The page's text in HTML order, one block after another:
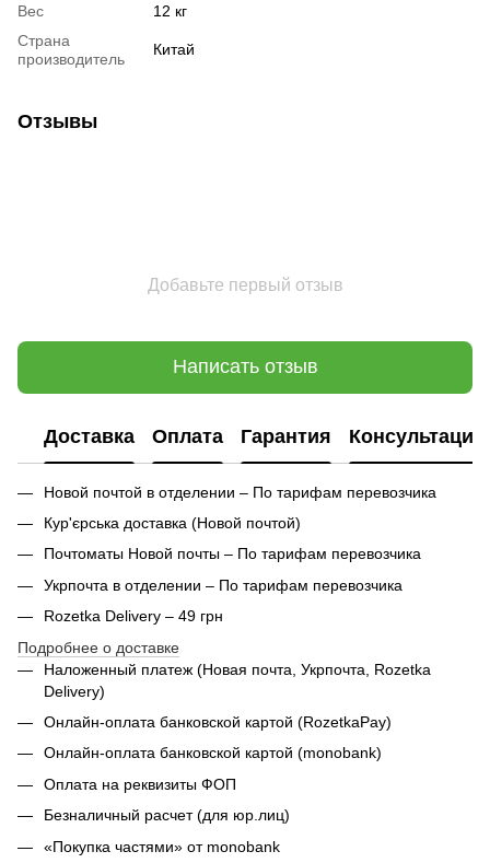
Вес
12 кг
Страна
производитель
Китай
Отзывы
Добавьте первый отзыв
Написать отзыв
Доставка Оплата Гарантия Консультация
Новой почтой в отделении – По тарифам перевозчика
Кур'єрська доставка (Новой почтой)
Почтоматы Новой почты – По тарифам перевозчика
Укрпочта в отделении – По тарифам перевозчика
Rozetka Delivery – 49 грн
Подробнее о доставке
Наложенный платеж (Новая почта, Укрпочта, Rozetka
Delivery)
Онлайн-оплата банковской картой (RozetkaPay)
Онлайн-оплата банковской картой (monobank)
Оплата на реквизиты ФОП
Безналичный расчет (для юр.лиц)
«Покупка частями» от monobank